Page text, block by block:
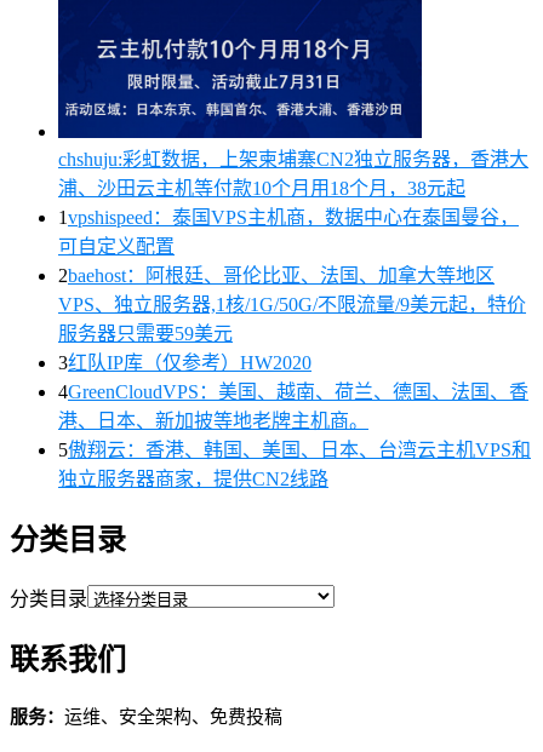
chshuju:彩虹数据，上架柬埔寨CN2独立服务器，香港大
浦、沙田云主机等付款10个月用18个月，38元起
1vpshispeed：泰国VPS主机商，数据中心在泰国曼谷，
可自定义配置
2baehost：阿根廷、哥伦比亚、法国、加拿大等地区
VPS、独立服务器,1核/1G/50G/不限流量/9美元起，特价
服务器只需要59美元
3红队IP库（仅参考）HW2020
4GreenCloudVPS：美国、越南、荷兰、德国、法国、香
港、日本、新加披等地老牌主机商。
5傲翔云：香港、韩国、美国、日本、台湾云主机VPS和
独立服务器商家，提供CN2线路
分类目录
分类目录
联系我们
服务： 运维、安全架构、免费投稿